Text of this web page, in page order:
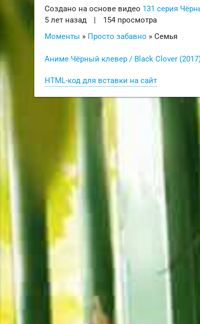
Создано на основе видео 131 серия
5 лет назад
|
154 просмотра
Моменты » Просто забавно » Семья
Аниме Чёрный клевер / Black Clover
HTML-код для вставки на сайт